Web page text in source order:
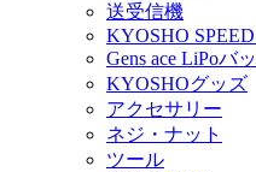
送受信機
KYOSHO
Gens ace LiPoバ
KYOSHOグッズ
アクセサリー
ネジ・ナット
ツール